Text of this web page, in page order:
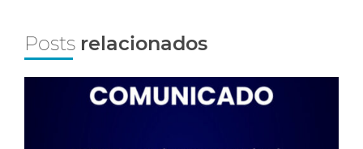
Posts relacionados